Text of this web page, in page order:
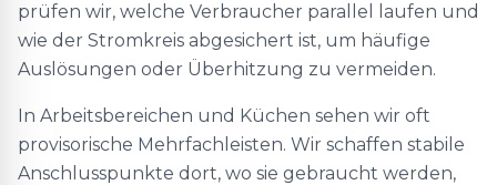
prüfen wir, welche Verbraucher parallel laufen und
wie der Stromkreis abgesichert ist, um häufige
Auslösungen oder Überhitzung zu vermeiden.
In Arbeitsbereichen und Küchen sehen wir oft
provisorische Mehrfachleisten. Wir schaffen stabile
Anschlusspunkte dort, wo sie gebraucht werden,